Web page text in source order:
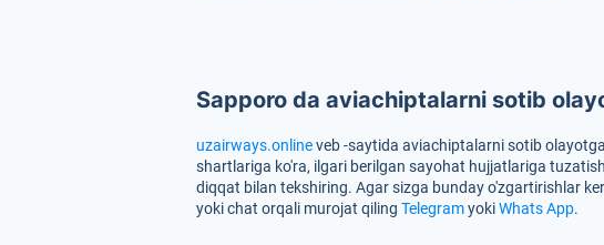
Sapporo da aviachiptalarni sotib
uzairways.onlineveb -saytida aviachiptalarni sotib
shartlariga ko'ra, ilgari berilgan sayohat hujjatlariga
diqqat bilan tekshiring. Agar sizga bunday o'zgartirishlar
yoki chat orqali murojat qiling TelegramyokiWhats App.